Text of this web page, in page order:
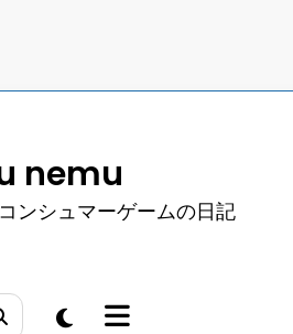
nemu
ンシュマーゲームの日記